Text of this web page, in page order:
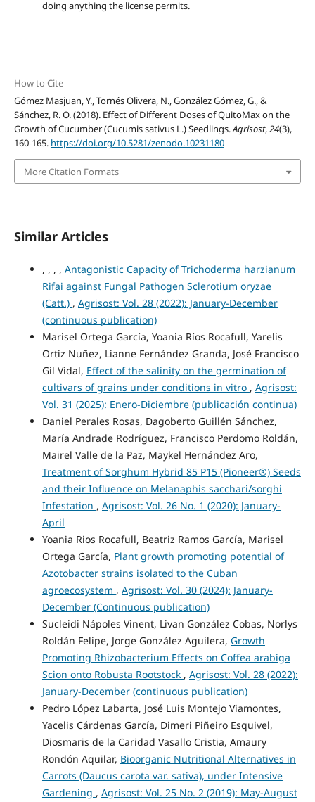
doing anything the license permits.
How to Cite
Gómez Masjuan, Y., Tornés Olivera, N., González Gómez, G., &
Sánchez, R. O. (2018). Effect of Different Doses of QuitoMax on the
Growth of Cucumber (Cucumis sativus L.) Seedlings.Agrisost,24(3),
160-165. https://doi.org/10.5281/zenodo.10231180
More Citation Formats
Similar Articles
, , , , Antagonistic Capacity of Trichoderma harzianum
Rifai against Fungal Pathogen Sclerotium oryzae
(Catt.) , Agrisost: Vol. 28 (2022): January-December
(continuous publication)
Marisel Ortega García, Yoania Ríos Rocafull, Yarelis
Ortiz Nuñez, Lianne Fernández Granda, José Francisco
Gil Vidal, Effect of the salinity on the germination of
cultivars of grains under conditions in vitro , Agrisost:
Vol. 31 (2025): Enero-Diciembre (publicación continua)
Daniel Perales Rosas, Dagoberto Guillén Sánchez,
María Andrade Rodríguez, Francisco Perdomo Roldán,
Mairel Valle de la Paz, Maykel Hernández Aro,
Treatment of Sorghum Hybrid 85 P15 (Pioneer®) Seeds
and their Influence on Melanaphis sacchari/sorghi
Infestation , Agrisost: Vol. 26 No. 1 (2020): January-
April
Yoania Rios Rocafull, Beatriz Ramos García, Marisel
Ortega García, Plant growth promoting potential of
Azotobacter strains isolated to the Cuban
agroecosystem , Agrisost: Vol. 30 (2024): January-
December (Continuous publication)
Sucleidi Nápoles Vinent, Livan González Cobas, Norlys
Roldán Felipe, Jorge González Aguilera, Growth
Promoting Rhizobacterium Effects on Coffea arabiga
Scion onto Robusta Rootstock , Agrisost: Vol. 28 (2022):
January-December (continuous publication)
Pedro López Labarta, José Luis Montejo Viamontes,
Yacelis Cárdenas García, Dimeri Piñeiro Esquivel,
Diosmaris de la Caridad Vasallo Cristia, Amaury
Rondón Aquilar, Bioorganic Nutritional Alternatives in
Carrots (Daucus carota var. sativa), under Intensive
Gardening , Agrisost: Vol. 25 No. 2 (2019): May-August